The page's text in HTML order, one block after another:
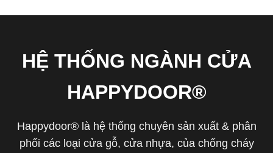
HỆ THỐNG NGÀNH CỬA
HAPPYDOOR®
Happydoor® là hệ thống chuyên sản xuất & phân
phối các loại cửa gỗ, cửa nhựa, của chống cháy